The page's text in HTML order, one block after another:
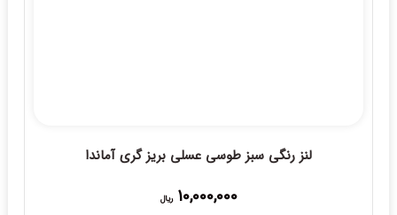
لنز رنگی سبز طوسی عسلی بریز گری آماندا
10,000,000 ریال